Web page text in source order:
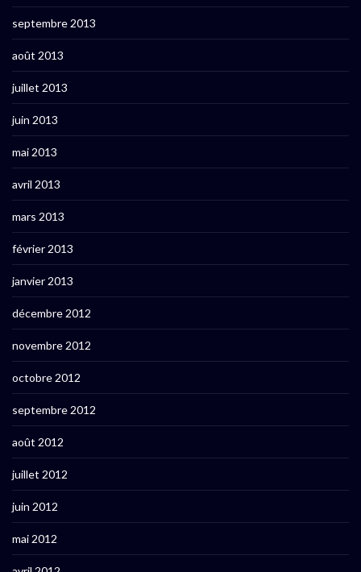
septembre 2013
août 2013
juillet 2013
juin 2013
mai 2013
avril 2013
mars 2013
février 2013
janvier 2013
décembre 2012
novembre 2012
octobre 2012
septembre 2012
août 2012
juillet 2012
juin 2012
mai 2012